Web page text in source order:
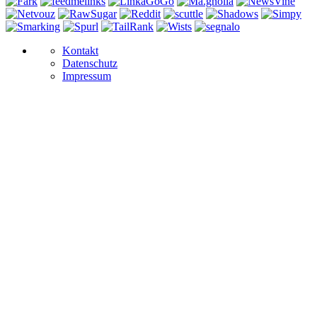
Kontakt
Datenschutz
Impressum